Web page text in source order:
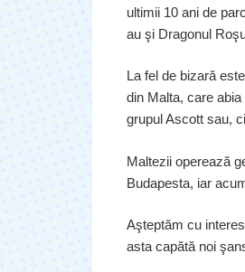
ultimii 10 ani de
au şi Dragonul
La fel de bizară
din Malta, care
grupul Ascott sau,
Maltezii operează
Budapesta, iar
Aşteptăm cu
asta capătă noi